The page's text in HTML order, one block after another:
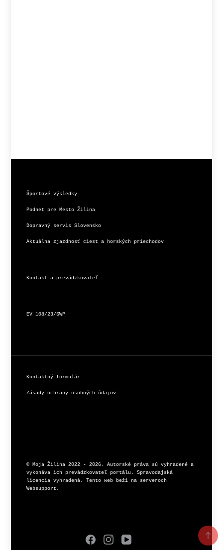
Športové výsledky
Podnet pre Mesto Žilina
Dopravný servis Slovensko
Aktuálna zjazdnosť ciest a horských priechodov
Kontakt a prevádzkovateľ
EV 108/23/SWP
Kontaktný formulár
Zásady ochrany osobných údajov
© Moja Žilina 2022 - 2026. Autorské práva sú vyhradené a
vykonáva ich prevádzkovateľ portálu. Spravodajská
licencia vyhradená. Tento web beží na serveroch